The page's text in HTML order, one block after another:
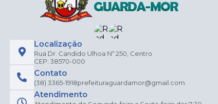
Localização
Rua Dr. Candido Ulhoa Nº 250, Centro
CEP: 38570-000
Contato
(38) 3365-1918prefeituraguardamor@gmail.com
Atendimento